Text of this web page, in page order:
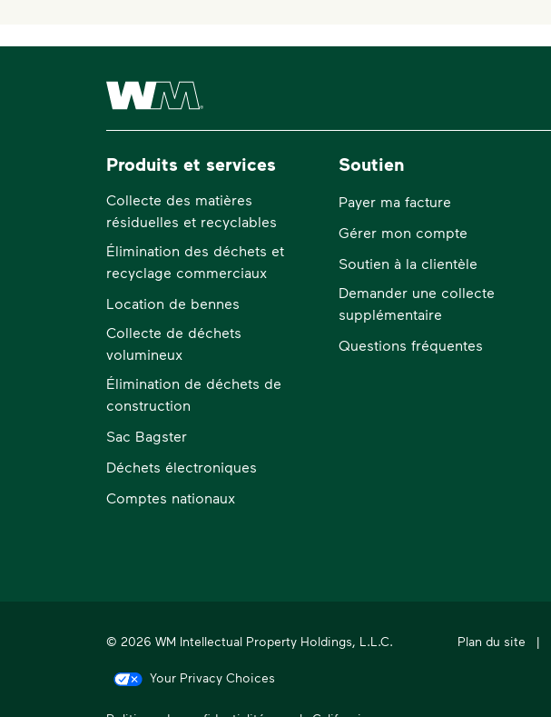
Waste Management Résidence
Produits et services
Collecte des matières
résiduelles et recyclables
Élimination des déchets et
recyclage commerciaux
Location de bennes
Collecte de déchets
volumineux
Élimination de déchets de
construction
Sac Bagster
Déchets électroniques
Comptes nationaux
Soutien
Payer ma facture
Gérer mon compte
Soutien à la clientèle
Demander une collecte
supplémentaire
Questions fréquentes
© 2026 WM Intellectual Property Holdings, L.L.C. Plan du site |
Your Privacy Choices